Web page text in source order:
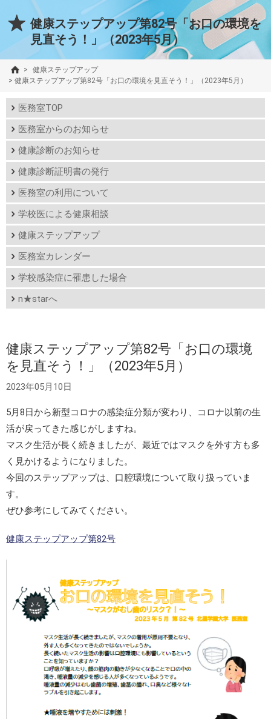
健康ステップアップ第82号「お口の環境を
見直そう！」（2023年5月）
>
健康ステップアップ
> 健康ステップアップ第82号「お口の環境を見直そう！」（2023年5月）
医務室TOP
医務室からのお知らせ
健康診断のお知らせ
健康診断証明書の発行
医務室の利用について
学校医による健康相談
健康ステップアップ
医務室カレンダー
学校感染症に罹患した場合
n★starへ
健康ステップアップ第82号「お口の環境
を見直そう！」（2023年5月）
2023年05月10日
5月8日から新型コロナの感染症分類が変わり、コロナ以前の生
活が戻ってきた感じがしますね。
マスク生活が長く続きましたが、最近ではマスクを外す方も多
く見かけるようになりました。
今回のステップアップは、口腔環境について取り扱っていま
す。
ぜひ参考にしてみてください。
健康ステップアップ第82号